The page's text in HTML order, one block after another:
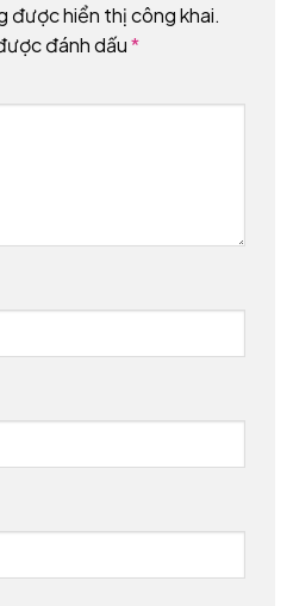
được hiển thị công khai.
đánh dấu*